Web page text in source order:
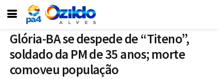
Glória-BA se despede de “Titeno”,
soldado da PM de 35 anos; morte
comoveu população